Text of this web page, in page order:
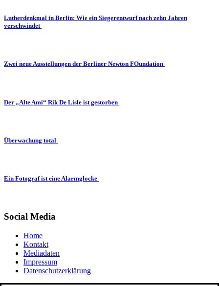
Lutherdenkmal in Berlin: Wie ein Siegerentwurf nach zehn Jahren
verschwindet
Zwei neue Ausstellungen der Berliner Newton FOundation
Der „Alte Ami“ Rik De Lisle ist gestorben
Überwachung total
Ein Fotograf ist eine Alarmglocke
Social Media
Home
Kontakt
Mediadaten
Impressum
Datenschutzerklärung